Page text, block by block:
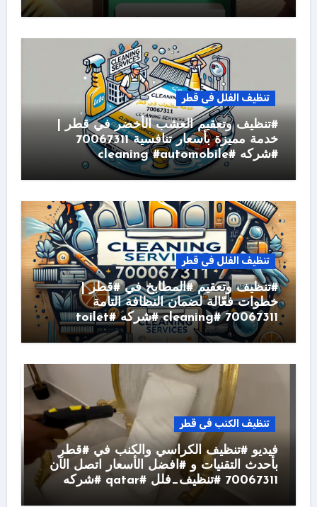
تنظيف الفلل فى قطر
#تنظيف وتعقيم العشب الأخضر في قطر |
خدمة مميزة بأسعار تنافسية 70067311
#شركه #cleaning #automobile
تنظيف الفلل فى قطر
#تنظيف وتعقيم #المطابخ في #قطر |
خطوات فعّالة لضمان النظافة التامة
70067311 #cleaning #شركه #toilet
تنظيف الكنب فى قطر
فيديو #تنظيف الكراسي والكنب في #قطر
بأحدث التقنيات و #افضل الأسعار اتصل الآن
70067311 #تنظيف_فلل #qatar #شركه